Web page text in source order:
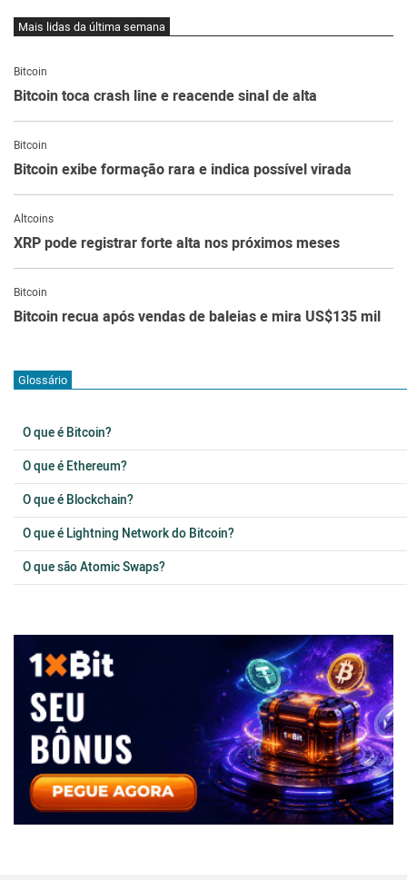
Mais lidas da última semana
Bitcoin
Bitcoin toca crash line e reacende sinal de alta
Bitcoin
Bitcoin exibe formação rara e indica possível virada
Altcoins
XRP pode registrar forte alta nos próximos meses
Bitcoin
Bitcoin recua após vendas de baleias e mira US$135 mil
Glossário
O que é Bitcoin?
O que é Ethereum?
O que é Blockchain?
O que é Lightning Network do Bitcoin?
O que são Atomic Swaps?